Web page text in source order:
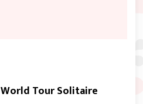
World Tour Solitaire